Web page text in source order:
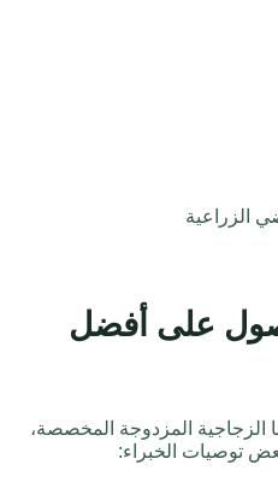
الزراعية
على أفضل
الزجاجية المزدوجة المخصصة،
توصيات الخبراء: